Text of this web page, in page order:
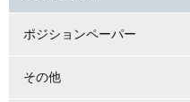
ポジションペーパー
その他